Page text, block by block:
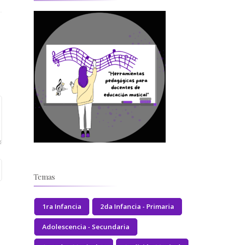
Temas
1ra Infancia 2da Infancia - Primaria
Adolescencia - Secundaria